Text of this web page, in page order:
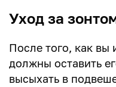
Уход за
После того, как вы
должны оставить
высыхать в